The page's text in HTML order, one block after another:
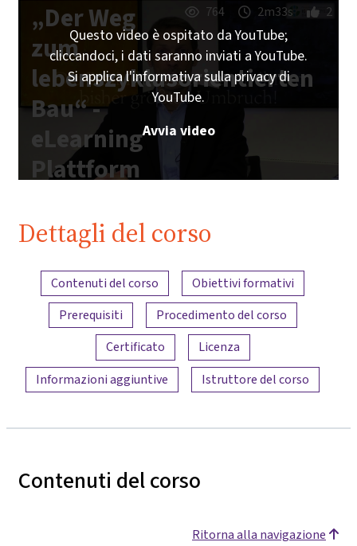
„Der Weg
zum
lebenszyklusorientierten
Bau“ -
eLearning
Plattform
Lebenszyklus
764 2m33s 2
Questo video è ospitato da YouTube;
cliccandoci, i dati saranno inviati a YouTube.
Si applica l'informativa sulla privacy di
YouTube.
Avvia video
Dettagli del corso
Panoramica dei contenuti
Contenuti del corso
Obiettivi formativi
Prerequisiti
Procedimento del corso
Certificato
Licenza
Informazioni aggiuntive
Istruttore del corso
Contenuti del corso
Ritorna alla navigazione